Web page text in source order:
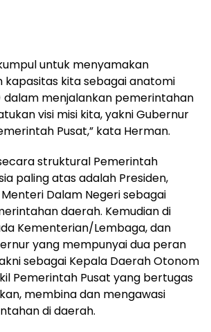
untuk menyamakan
kapasitas kita sebagai anatomi
dalam menjalankan pemerintahan
visi misi kita, yakni Gubernur
Pusat,” kata Herman.
struktural Pemerintah
paling atas adalah Presiden,
Dalam Negeri sebagai
daerah. Kemudian di
Kementerian/Lembaga, dan
yang mempunyai dua peran
sebagai Kepala Daerah Otonom
Pemerintah Pusat yang bertugas
membina dan mengawasi
di daerah.